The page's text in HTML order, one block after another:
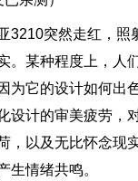
3210突然走红，照
。某种程度上，人
为它的设计如何出
设计的审美疲劳，
，以及无比怀念现
生情绪共鸣。